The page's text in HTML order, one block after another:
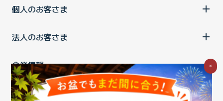
個人のお客さま
法人のお客さま
企業情報
ご利用中の方
×